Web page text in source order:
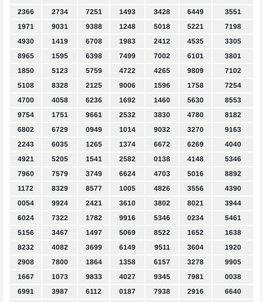
2366
2734 7251 1493 3428 6449
3551
1971
9031 9388 1248 5018 5221
7198
4930
1419 6708 1983 2412 4535
3305
8965
1595 6398 7499 7002 6101
3801
1850
5123 5759 4722 4265 9809
7102
5108
8328 2125 9006 1596 1758
7254
4700
4058 6236 1692 1460 5630
8553
9754
1751 9661 2532 3830 4780
8182
6802
6729 0949 1014 9032 3270
9163
2243
6035 1265 1374 6672 6269
4040
4921
5205 1541 2582 0138 4148
5346
7960
7579 3749 6624 4703 5016
8892
1172
8329 8577 1005 4826 3556
4390
0054
9924 2421 3610 3802 8021
3944
6024
7322 1782 9916 5346 0234
5461
5156
3467 1497 5069 8522 1652
1638
8232
4082 3699 6149 9511 3604
1920
2908
7800 1864 1358 6157 3278
9905
1667
1073 9833 4027 9345 7981
0038
6991
3987 6112 0187 7938 2916
6640